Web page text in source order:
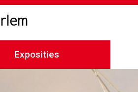
Exposities